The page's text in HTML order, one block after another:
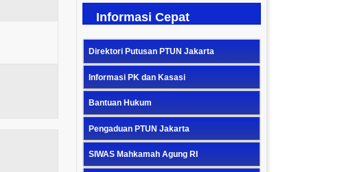
Informasi Cepat
Direktori Putusan PTUN Jakarta
Informasi PK dan Kasasi
Bantuan Hukum
Pengaduan PTUN Jakarta
SIWAS Mahkamah Agung RI